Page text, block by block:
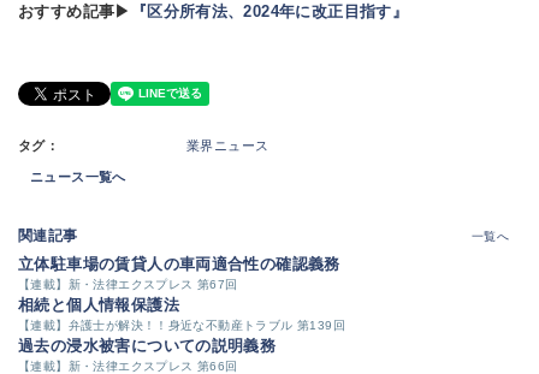
おすすめ記事▶
『区分所有法、2024年に改正目指す』
タグ： 業界ニュース
ニュース一覧へ
関連記事 一覧へ
立体駐車場の賃貸人の車両適合性の確認義務
【連載】新・法律エクスプレス 第67回
相続と個人情報保護法
【連載】弁護士が解決！！身近な不動産トラブル 第139回
過去の浸水被害についての説明義務
【連載】新・法律エクスプレス 第66回